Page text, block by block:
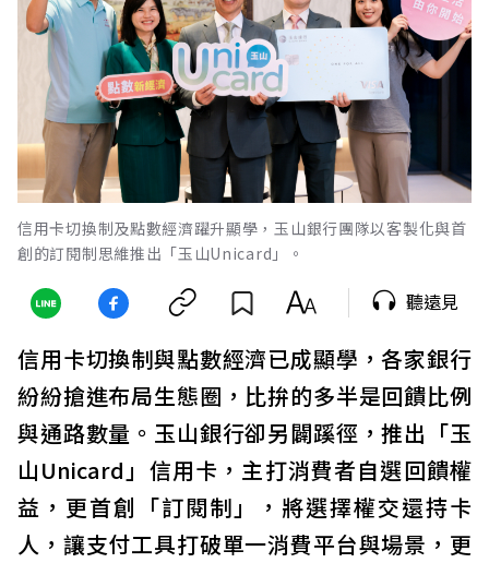
信用卡切換制及點數經濟躍升顯學，玉山銀行團隊以客製化與首
創的訂閱制思維推出「玉山Unicard」。
聽遠見
信用卡切換制與點數經濟已成顯學，各家銀行
紛紛搶進布局生態圈，比拚的多半是回饋比例
與通路數量。玉山銀行卻另闢蹊徑，推出「玉
山Unicard」信用卡，主打消費者自選回饋權
益，更首創「訂閱制」，將選擇權交還持卡
人，讓支付工具打破單一消費平台與場景，更